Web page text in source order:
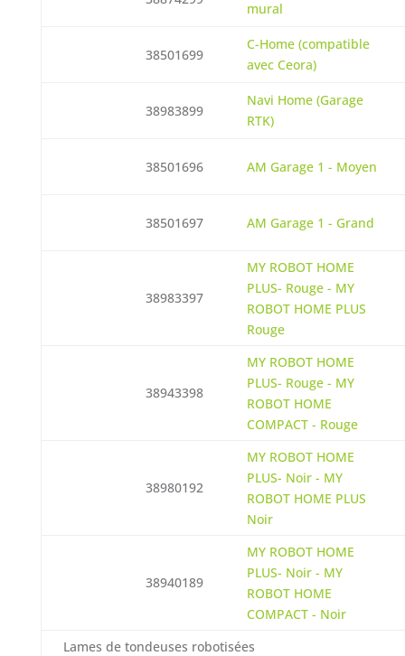
mural
38501699
C-Home (compatible
avec Ceora)
38983899
Navi Home (Garage
RTK)
38501696 AM Garage 1 - Moyen
38501697 AM Garage 1 - Grand
38983397
MY ROBOT HOME
PLUS- Rouge - MY
ROBOT HOME PLUS
Rouge
38943398
MY ROBOT HOME
PLUS- Rouge - MY
ROBOT HOME
COMPACT - Rouge
38980192
MY ROBOT HOME
PLUS- Noir - MY
ROBOT HOME PLUS
Noir
38940189
MY ROBOT HOME
PLUS- Noir - MY
ROBOT HOME
COMPACT - Noir
Lames de tondeuses robotisées